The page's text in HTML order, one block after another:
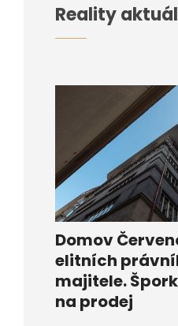
Reality
Domov
elitních
majitele.
na prodej